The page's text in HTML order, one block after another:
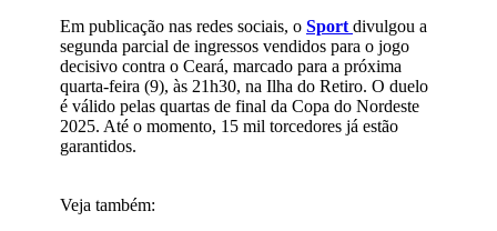
Em publicação nas redes sociais, o Sport divulgou a
segunda parcial de ingressos vendidos para o jogo
decisivo contra o Ceará, marcado para a próxima
quarta-feira (9), às 21h30, na Ilha do Retiro. O duelo
é válido pelas quartas de final da Copa do Nordeste
2025. Até o momento, 15 mil torcedores já estão
garantidos.
Veja também: